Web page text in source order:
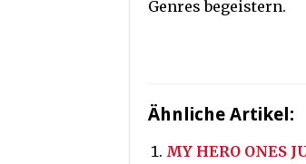
Genres begeistern.
Ähnliche Artikel:
MY HERO ONES